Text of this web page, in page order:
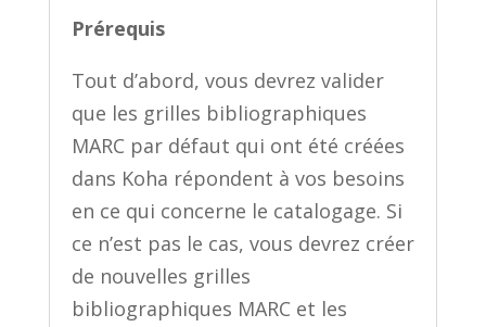
Prérequis
Tout d’abord, vous devrez valider
que les grilles bibliographiques
MARC par défaut qui ont été créées
dans Koha répondent à vos besoins
en ce qui concerne le catalogage. Si
ce n’est pas le cas, vous devrez créer
de nouvelles grilles
bibliographiques MARC et les